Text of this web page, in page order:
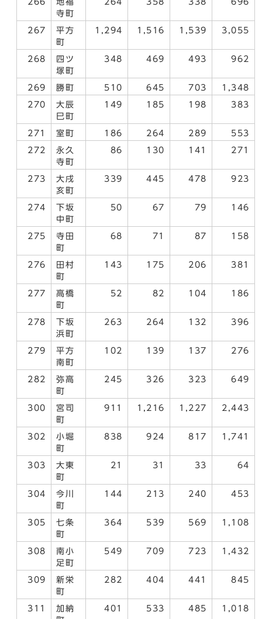
266
地福
寺町
264 358 338 696
267
平方
町
1,294 1,516 1,539 3,055
268
四ツ
塚町
348 469 493 962
269 勝町 510 645 703 1,348
270
大辰
巳町
149 185 198 383
271 室町 186 264 289 553
272
永久
寺町
86 130 141 271
273
大戌
亥町
339 445 478 923
274
下坂
中町
50 67 79 146
275
寺田
町
68 71 87 158
276
田村
町
143 175 206 381
277
高橋
町
52 82 104 186
278
下坂
浜町
263 264 132 396
279
平方
南町
102 139 137 276
282
弥高
町
245 326 323 649
300
宮司
町
911 1,216 1,227 2,443
302
小堀
町
838 924 817 1,741
303
大東
町
21 31 33 64
304
今川
町
144 213 240 453
305
七条
町
364 539 569 1,108
308
南小
足町
549 709 723 1,432
309
新栄
町
282 404 441 845
311
加納
401 533 485 1,018